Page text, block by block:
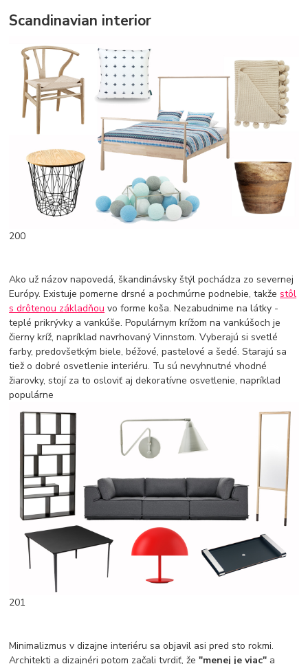
Scandinavian interior
200
Ako už názov napovedá, škandinávsky štýl pochádza zo severnej
Európy. Existuje pomerne drsné a pochmúrne podnebie, takžestôl
s drôtenou základňou vo forme koša. Nezabudnime na látky -
teplé prikrývky a vankúše. Populárnym krížom na vankúšoch je
čierny kríž, napríklad navrhovaný Vinnstom. Vyberajú si svetlé
farby, predovšetkým biele, béžové, pastelové a šedé. Starajú sa
tiež o dobré osvetlenie interiéru. Tu sú nevyhnutné vhodné
žiarovky, stojí za to osloviť aj dekoratívne osvetlenie, napríklad
populárne
201
Minimalizmus v dizajne interiéru sa objavil asi pred sto rokmi.
Architekti a dizajnéri potom začali tvrdiť, že"menej je viac" a